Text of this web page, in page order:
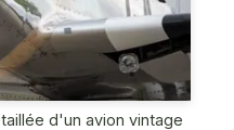
d'un avion vintage